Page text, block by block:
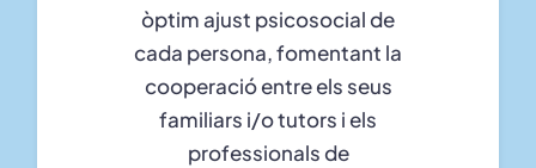
òptim ajust psicosocial de
cada persona, fomentant la
cooperació entre els seus
familiars i/o tutors i els
professionals de